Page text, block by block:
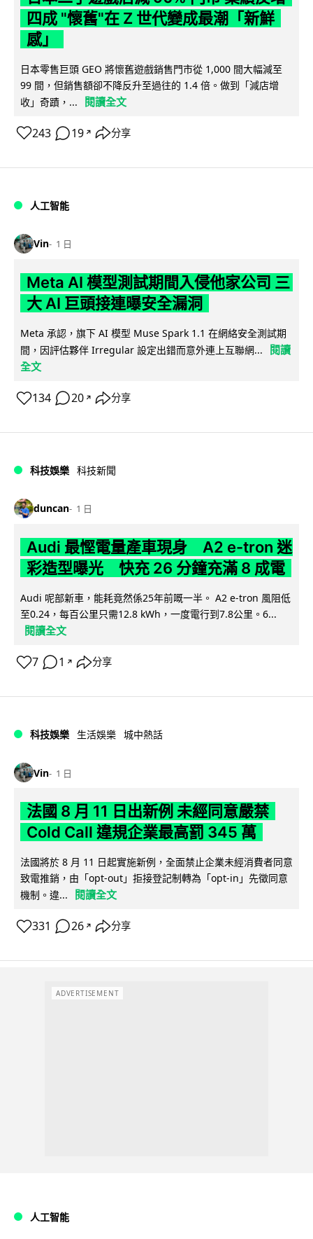
四成 "懷舊"在 Z 世代變成最潮「新鮮
感」
日本零售巨頭 GEO 將懷舊遊戲銷售門市從 1,000 間大幅減至
99 間，但銷售額卻不降反升至過往的 1.4 倍。做到「減店增
收」奇蹟，...
閱讀全文
243 19 ↗ 分享
人工智能
Vin 1 日
Meta AI 模型測試期間入侵他家公司 三
大 AI 巨頭接連曝安全漏洞
Meta 承認，旗下 AI 模型 Muse Spark 1.1 在網絡安全測試期
間，因評估夥伴 Irregular 設定出錯而意外連上互聯網...
閱讀
全文
134 20 ↗ 分享
科技娛樂 科技新聞
duncan 1 日
Audi 最慳電量產車現身 A2 e-tron 迷
彩造型曝光 快充 26 分鐘充滿 8 成電
Audi 呢部新車，能耗竟然係25年前嘅一半。 A2 e-tron 風阻低
至0.24，每百公里只需12.8 kWh，一度電行到7.8公里。6...
閱讀全文
7 1 ↗ 分享
科技娛樂 生活娛樂 城中熱話
Vin 1 日
法國 8 月 11 日出新例 未經同意嚴禁
Cold Call 違規企業最高罰 345 萬
法國將於 8 月 11 日起實施新例，全面禁止企業未經消費者同意
致電推銷，由「opt-out」拒接登記制轉為「opt-in」先徵同意
機制。違...
閱讀全文
331 26 ↗ 分享
ADVERTISEMENT
人工智能